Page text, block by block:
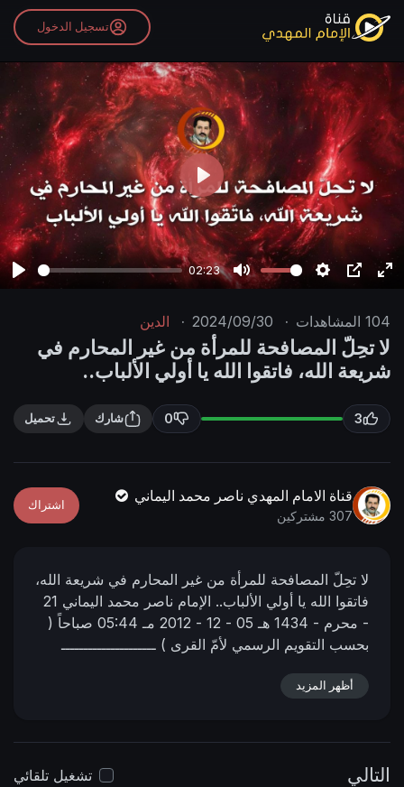
تسجيل الدخول
02:23
M
u
t
e
e
t
t
s
I
P
n
t
f
l
s
P
l
a
y
104 المشاهدات ·
2024/09/30
· الدين
لا تحِلّ المصافحة للمرأة من غير المحارم في
شريعة الله، فاتقوا الله يا أولي الألباب..
3
0 شارك تحميل
قناة الامام المهدي ناصر محمد اليماني
307 مشتركين
اشتراك
لا تحِلّ المصافحة للمرأة من غير المحارم في شريعة الله،
فاتقوا الله يا أولي الألباب.. الإمام ناصر محمد اليماني 21
- محرم - 1434 هـ
05 - 12 - 2012 مـ 05:44 صباحاً
(
بحسب التقويم الرسمي لأمّ القرى ) ـــــــــــــــــــــ
alyamani.or....g/showthread.php?p=7
أظهر المزيد
التالي
تشغيل تلقائي